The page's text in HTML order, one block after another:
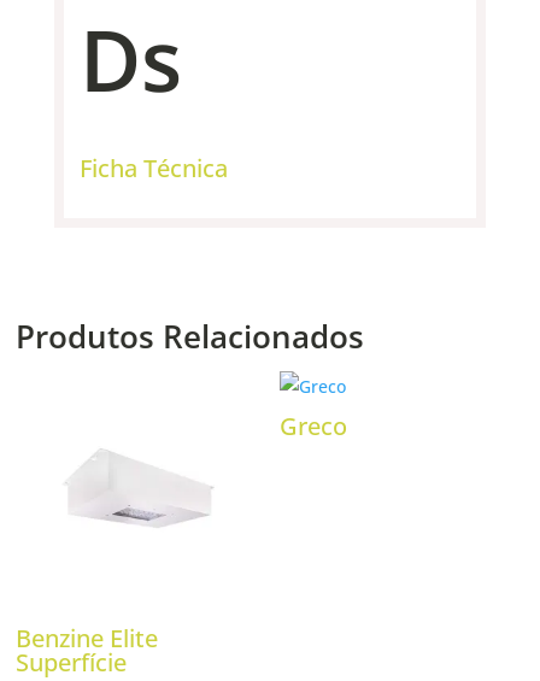
Ds
Ficha Técnica
Produtos Relacionados
Benzine Elite
Superfície
Greco